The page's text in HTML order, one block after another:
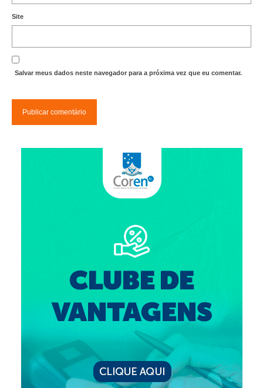
Site
Salvar meus dados neste navegador para a próxima vez que eu comentar.